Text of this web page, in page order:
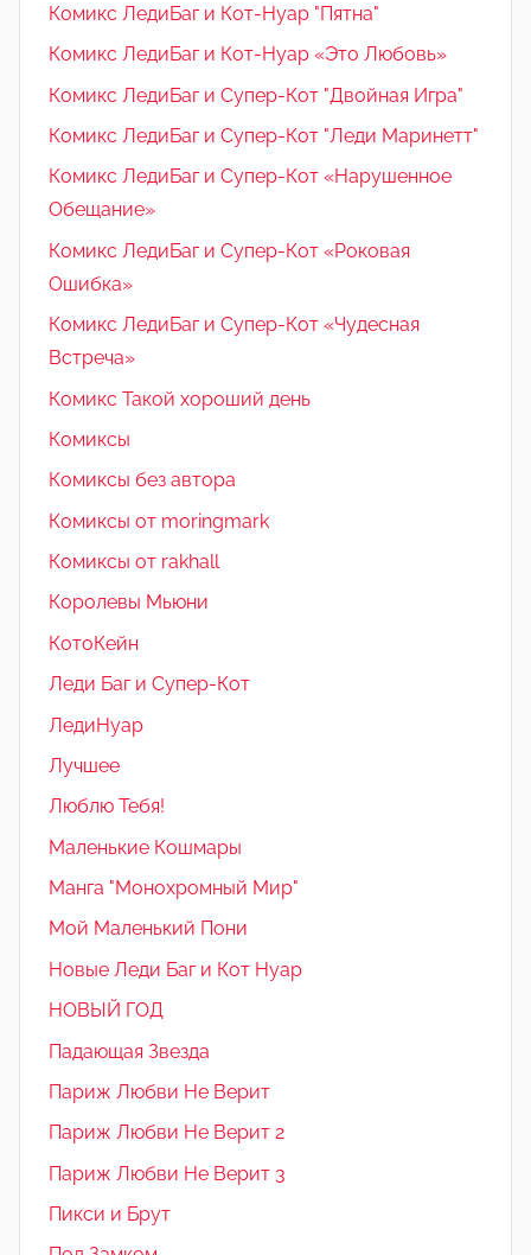
Комикс ЛедиБаг и Кот-Нуар "Пятна"
Комикс ЛедиБаг и Кот-Нуар «Это Любовь»
Комикс ЛедиБаг и Супер-Кот "Двойная Игра"
Комикс ЛедиБаг и Супер-Кот "Леди Маринетт"
Комикс ЛедиБаг и Супер-Кот «Нарушенное
Обещание»
Комикс ЛедиБаг и Супер-Кот «Роковая
Ошибка»
Комикс ЛедиБаг и Супер-Кот «Чудесная
Встреча»
Комикс Такой хороший день
Комиксы
Комиксы без автора
Комиксы от moringmark
Комиксы от rakhall
Королевы Мьюни
КотоКейн
Леди Баг и Супер-Кот
ЛедиНуар
Лучшее
Люблю Тебя!
Маленькие Кошмары
Манга "Монохромный Мир"
Мой Маленький Пони
Новые Леди Баг и Кот Нуар
НОВЫЙ ГОД
Падающая Звезда
Париж Любви Не Верит
Париж Любви Не Верит 2
Париж Любви Не Верит 3
Пикси и Брут